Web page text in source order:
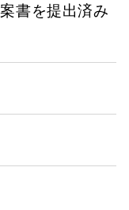
書を提出済み